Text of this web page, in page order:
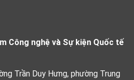
Công nghệ và Sự kiện Quốc tế
Trần Duy Hưng, phường Trung